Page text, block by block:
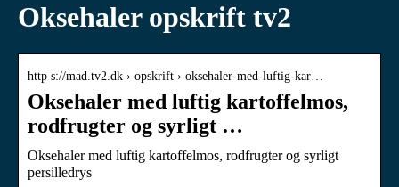
Oksehaler opskrift tv2
http s://mad.tv2.dk › opskrift › oksehaler-med-luftig-kar…
Oksehaler med luftig kartoffelmos,
rodfrugter og syrligt …
Oksehaler med luftig kartoffelmos, rodfrugter og syrligt
persilledrys